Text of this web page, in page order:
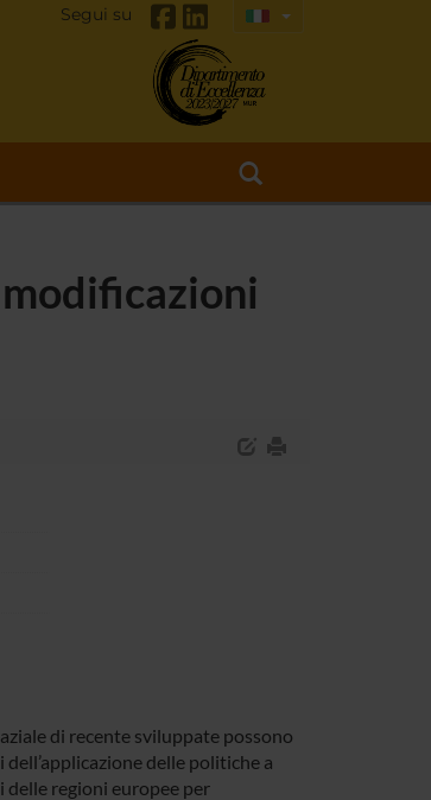
Segui su
di recente sviluppate possono
delle politiche a
regioni europee per